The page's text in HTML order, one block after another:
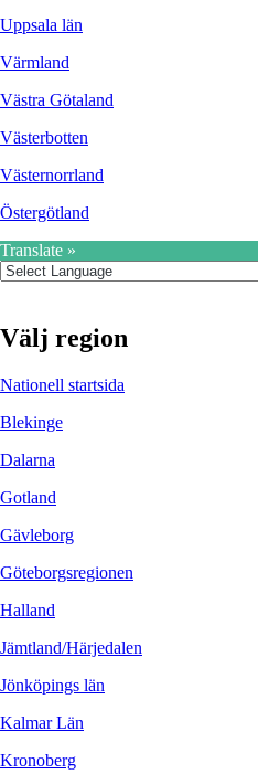
Uppsala län
Värmland
Västra Götaland
Västerbotten
Västernorrland
Östergötland
Translate »
Välj region
Nationell startsida
Blekinge
Dalarna
Gotland
Gävleborg
Göteborgsregionen
Halland
Jämtland/Härjedalen
Jönköpings län
Kalmar Län
Kronoberg